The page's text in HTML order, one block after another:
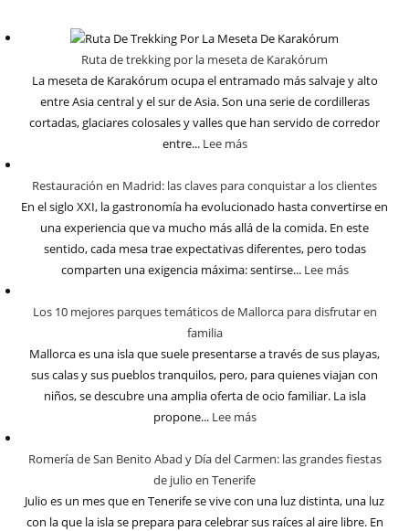
Ruta de trekking por la meseta de Karakórum
La meseta de Karakórum ocupa el entramado más salvaje y alto
entre Asia central y el sur de Asia. Son una serie de cordilleras
cortadas, glaciares colosales y valles que han servido de corredor
entre... Lee más
Restauración en Madrid: las claves para conquistar a los clientes
En el siglo XXI, la gastronomía ha evolucionado hasta convertirse en
una experiencia que va mucho más allá de la comida. En este
sentido, cada mesa trae expectativas diferentes, pero todas
comparten una exigencia máxima: sentirse... Lee más
Los 10 mejores parques temáticos de Mallorca para disfrutar en
familia
Mallorca es una isla que suele presentarse a través de sus playas,
sus calas y sus pueblos tranquilos, pero, para quienes viajan con
niños, se descubre una amplia oferta de ocio familiar. La isla
propone... Lee más
Romería de San Benito Abad y Día del Carmen: las grandes fiestas
de julio en Tenerife
Julio es un mes que en Tenerife se vive con una luz distinta, una luz
con la que la isla se prepara para celebrar sus raíces al aire libre. En